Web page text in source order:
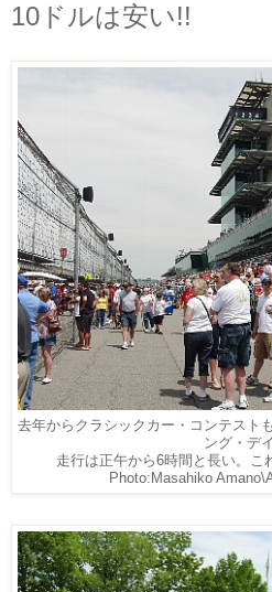
10ドルは安い!!
去年からクラシックカー・コンテスト
ング・デイ
走行は正午から6時間と長い。こ
Photo:Masahiko